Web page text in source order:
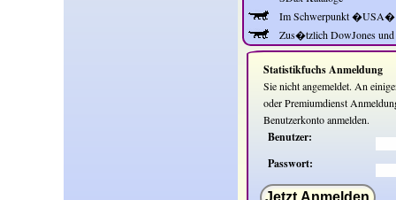
Im Schwerpunkt
Zus�tzlich DowJones und
Statistikfuchs Anmeldung
Sie nicht angemeldet. An
oder Premiumdienst
Benutzerkonto anmelden.
Benutzer:
Passwort:
Jetzt Anmelden